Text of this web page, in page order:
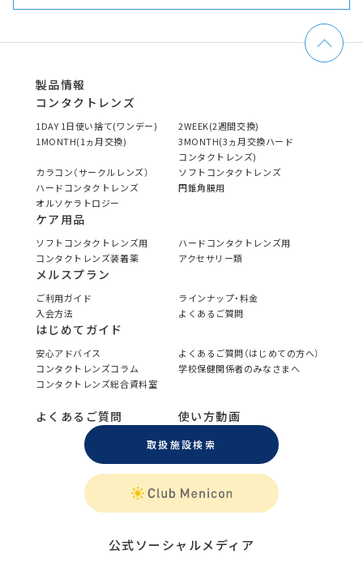
製品情報
コンタクトレンズ
1DAY 1日使い捨て(ワンデー)
2WEEK(2週間交換)
1MONTH(1ヵ月交換)
3MONTH(3ヵ月交換ハード
コンタクトレンズ)
カラコン（サークルレンズ）
ソフトコンタクトレンズ
ハードコンタクトレンズ
円錐角膜用
オルソケラトロジー
ケア用品
ソフトコンタクトレンズ用
ハードコンタクトレンズ用
コンタクトレンズ装着薬
アクセサリー類
メルスプラン
ご利用ガイド
ラインナップ・料金
入会方法
よくあるご質問
はじめてガイド
安心アドバイス
よくあるご質問（はじめての方へ）
コンタクトレンズコラム
学校保健関係者のみなさまへ
コンタクトレンズ総合資料室
よくあるご質問 使い方動画
取扱施設検索
公式ソーシャルメディア